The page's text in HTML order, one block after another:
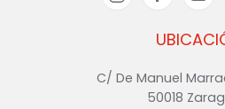
C/ De Manuel
50018